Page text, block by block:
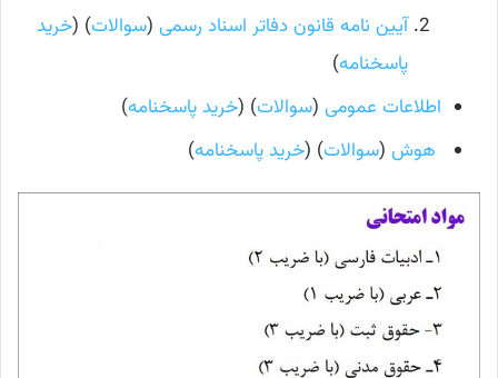
آیین نامه قانون دفاتر اسناد رسمی (سوالات) (خرید
پاسخنامه)
اطلاعات عمومی (سوالات) (خرید پاسخنامه)
هوش (سوالات) (خرید پاسخنامه)